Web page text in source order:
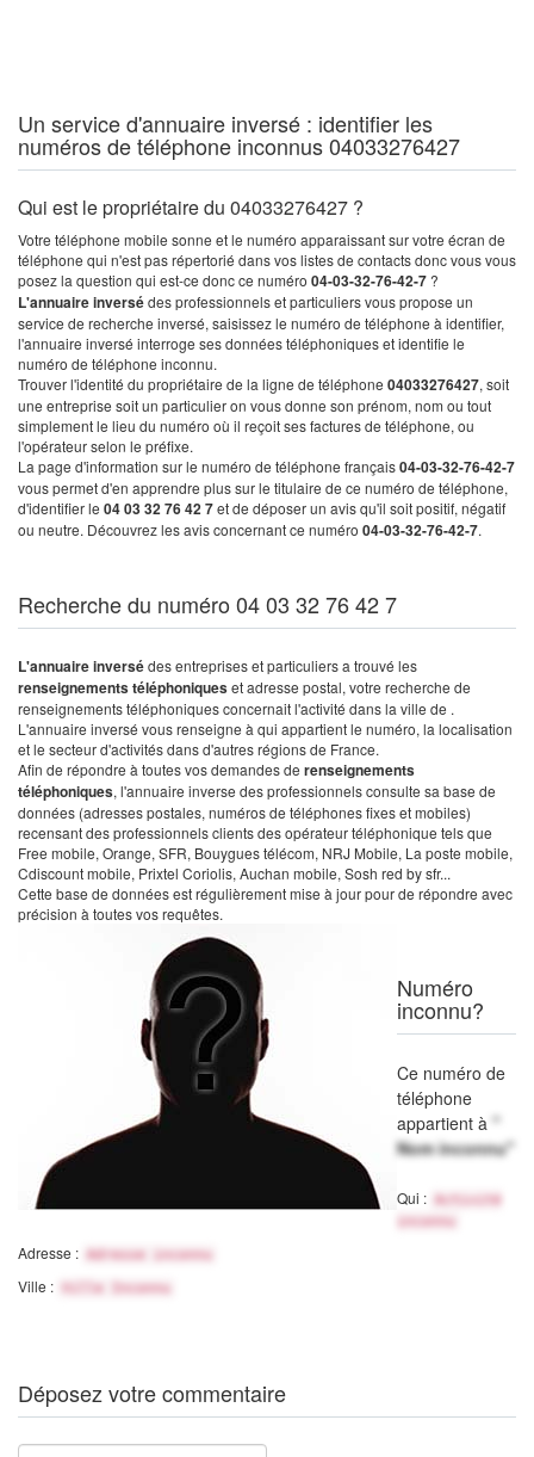
Un service d'annuaire inversé : identifier les
numéros de téléphone inconnus 04033276427
Qui est le propriétaire du 04033276427 ?
Votre téléphone mobile sonne et le numéro apparaissant sur votre écran de
téléphone qui n'est pas répertorié dans vos listes de contacts donc vous vous
posez la question qui est-ce donc ce numéro 04-03-32-76-42-7 ?
L'annuaire inversédes professionnels et particuliers vous propose un
service de recherche inversé, saisissez le numéro de téléphone à identifier,
l'annuaire inversé interroge ses données téléphoniques et identifie le
numéro de téléphone inconnu.
Trouver l'identité du propriétaire de la ligne de téléphone 04033276427, soit
une entreprise soit un particulier on vous donne son prénom, nom ou tout
simplement le lieu du numéro où il reçoit ses factures de téléphone, ou
l'opérateur selon le préfixe.
La page d'information sur le numéro de téléphone français04-03-32-76-42-7
vous permet d'en apprendre plus sur le titulaire de ce numéro de téléphone,
d'identifier le 04 03 32 76 42 7et de déposer un avis qu'il soit positif, négatif
ou neutre. Découvrez les avis concernant ce numéro 04-03-32-76-42-7.
Recherche du numéro 04 03 32 76 42 7
L'annuaire inversédes entreprises et particuliers a trouvé les
renseignements téléphoniqueset adresse postal, votre recherche de
renseignements téléphoniques concernait l'activité dans la ville de .
L'annuaire inversé vous renseigne à qui appartient le numéro, la localisation
et le secteur d'activités dans d'autres régions de France.
Afin de répondre à toutes vos demandes de renseignements
téléphoniques, l'annuaire inverse des professionnels consulte sa base de
données (adresses postales, numéros de téléphones fixes et mobiles)
recensant des professionnels clients des opérateur téléphonique tels que
Free mobile, Orange, SFR, Bouygues télécom, NRJ Mobile, La poste mobile,
Cdiscount mobile, Prixtel Coriolis, Auchan mobile, Sosh red by sfr...
Cette base de données est régulièrement mise à jour pour de répondre avec
précision à toutes vos requêtes.
Numéro
inconnu?
Ce numéro de
téléphone
appartient à "
Nom inconnu"
Qui :
Activité
inconnu
Adresse : Adresse inconnu
Ville : Ville Inconnu
Déposez votre commentaire